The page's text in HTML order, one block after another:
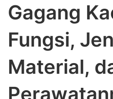
Gagang
Fungsi,
Material,